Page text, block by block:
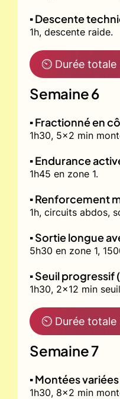
▪️ Descente
1h, descente raide.
⏲ Durée totale
Semaine 6
▪️ Fractionné en
1h30, 5x2 min
▪️ Endurance
1h45 en zone 1.
▪️ Renforcement
1h, circuits abdos,
▪️ Sortie longue
5h30 en zone 1,
▪️ Seuil progressif
1h30, 2x12 min
⏲ Durée totale
Semaine 7
▪️ Montées
1h30, 8x2 min